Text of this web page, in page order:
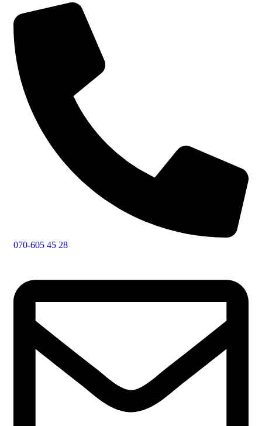
070-605 45 28